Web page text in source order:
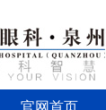
官网首页